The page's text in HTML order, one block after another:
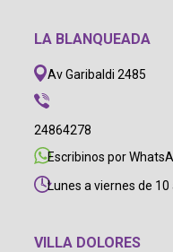
LA BLANQUEADA
Av Garibaldi 2485
24864278
Escribinos por
Lunes a viernes de 10
VILLA DOLORES